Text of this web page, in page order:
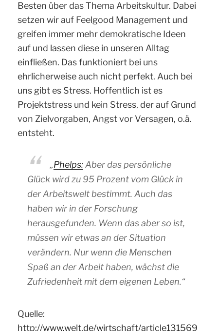
Besten über das Thema Arbeitskultur. Dabei
setzen wir auf Feelgood Management und
greifen immer mehr demokratische Ideen
auf und lassen diese in unseren Alltag
einfließen. Das funktioniert bei uns
ehrlicherweise auch nicht perfekt. Auch bei
uns gibt es Stress. Hoffentlich ist es
Projektstress und kein Stress, der auf Grund
von Zielvorgaben, Angst vor Versagen, o.ä.
entsteht.
„Phelps:Aber das persönliche
Glück wird zu 95 Prozent vom Glück in
der Arbeitswelt bestimmt. Auch das
haben wir in der Forschung
herausgefunden. Wenn das aber so ist,
müssen wir etwas an der Situation
verändern. Nur wenn die Menschen
Spaß an der Arbeit haben, wächst die
Zufriedenheit mit dem eigenen Leben.“
Quelle:
http://www.welt.de/wirtschaft/article131569